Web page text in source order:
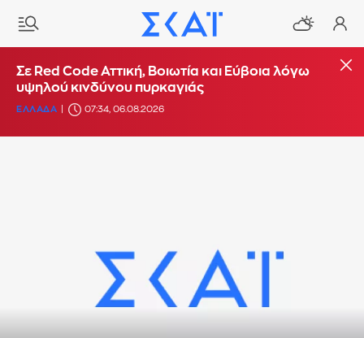
Σε Red Code Αττική, Βοιωτία και Εύβοια λόγω
υψηλού κινδύνου πυρκαγιάς
ΕΛΛΑΔΑ 07:34, 06.08.2026